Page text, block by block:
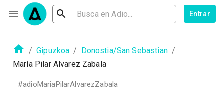
Entrar
/ Gipuzkoa / Donostia/San Sebastian /
María Pilar Alvarez Zabala
#adioMariaPilarAlvarezZabala